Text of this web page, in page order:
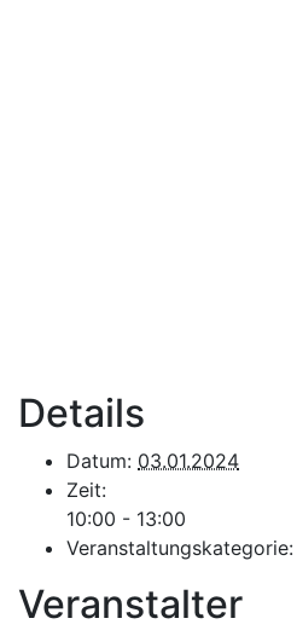
Details
Datum: 03.01.2024
Zeit:
10:00 - 13:00
Veranstaltungskategorie:
Veranstalter